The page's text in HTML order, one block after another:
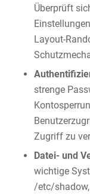
Überprüft
Layout-
strenge
Zugriff zu
Datei- und
wichtige
/etc/shadow,